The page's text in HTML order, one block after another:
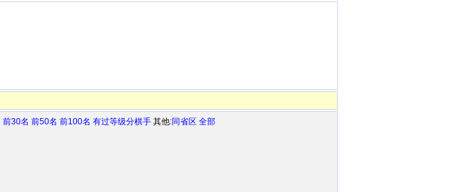
前30名 前50名 前100名 有过等级分棋手 其他:同省区 全部